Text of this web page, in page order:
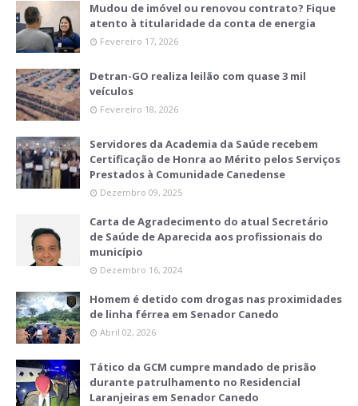
Mudou de imóvel ou renovou contrato? Fique
atento à titularidade da conta de energia
Fevereiro 17, 2026
Detran-GO realiza leilão com quase 3 mil
veículos
Fevereiro 18, 2026
Servidores da Academia da Saúde recebem
Certificação de Honra ao Mérito pelos Serviços
Prestados à Comunidade Canedense
Dezembro 09, 2025
Carta de Agradecimento do atual Secretário
de Saúde de Aparecida aos profissionais do
município
Dezembro 16, 2024
Homem é detido com drogas nas proximidades
de linha férrea em Senador Canedo
Abril 02, 2026
Tático da GCM cumpre mandado de prisão
durante patrulhamento no Residencial
Laranjeiras em Senador Canedo